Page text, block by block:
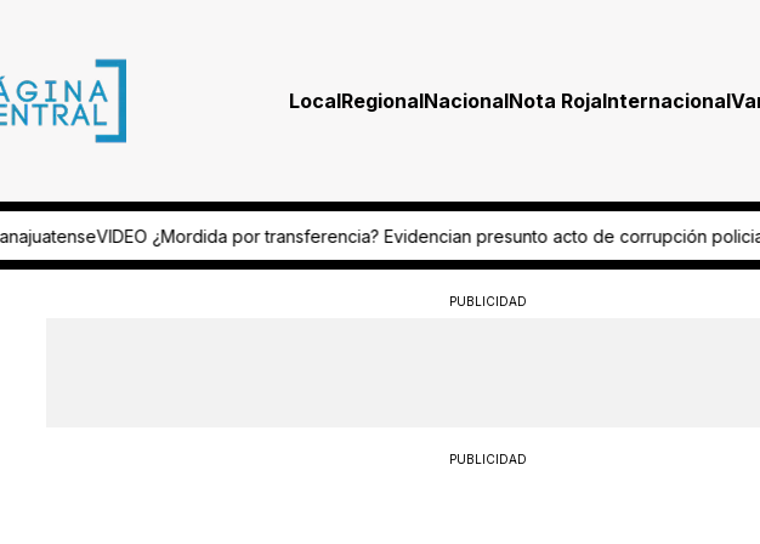
LocalRegionalNacionalNota RojaInternacional
transferencia? Evidencian presunto acto de corrupción policial¿Fue por celos? Mesera
PUBLICIDAD
PUBLICIDAD